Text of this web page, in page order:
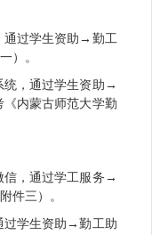
通过学生资助→勤工
）。
统，通过学生资助→
内蒙古师范大学勤
信，通过学工服务→
件三）。
过学生资助→勤工助